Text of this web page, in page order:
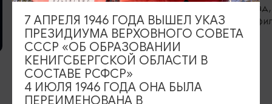
ВЫСТАВКИ
Прикосновение
06.08.2026 - 05.09.2026
областная
Светланова
7 АПРЕЛЯ 1946 ГОДА ВЫШЕЛ УКАЗ
ПРЕЗИДИУМА ВЕРХОВНОГО СОВЕТА
СССР «ОБ ОБРАЗОВАНИИ
КЕНИГСБЕРГСКОЙ ОБЛАСТИ В
СОСТАВЕ РСФСР»
4 ИЮЛЯ 1946 ГОДА ОНА БЫЛА
ПЕРЕИМЕНОВАНА В